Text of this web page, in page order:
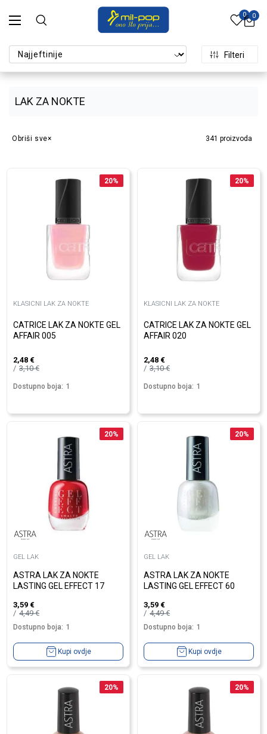
0 0
LAK ZA NOKTE
Filteri
341 proizvoda
Obriši sve
20%
KLASICNI LAK ZA NOKTE
CATRICE LAK ZA NOKTE GEL
AFFAIR 005
2,48 €
3,10€
Dostupno boja: 1
20%
KLASICNI LAK ZA NOKTE
CATRICE LAK ZA NOKTE GEL
AFFAIR 020
2,48 €
3,10€
Dostupno boja: 1
20%
GEL LAK
ASTRA LAK ZA NOKTE
LASTING GEL EFFECT 17
3,59 €
4,49€
Dostupno boja: 1
Kupi ovdje
20%
GEL LAK
ASTRA LAK ZA NOKTE
LASTING GEL EFFECT 60
3,59 €
4,49€
Dostupno boja: 1
Kupi ovdje
20% 20%